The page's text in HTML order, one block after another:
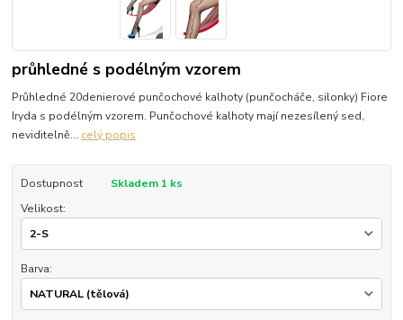
průhledné s podélným vzorem
Průhledné 20denierové punčochové kalhoty (punčocháče, silonky) Fiore
Iryda s podélným vzorem. Punčochové kalhoty mají nezesílený sed,
neviditelně... celý popis
Dostupnost
Skladem 1 ks
Velikost:
Barva: